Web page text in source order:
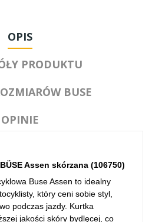
OPIS
PRODUKTU
BUSE
OPINIE
Assen skórzana (106750)
Buse Assen to idealny
który ceni sobie styl,
podczas jazdy. Kurtka
jakości skóry bydlęcej, co